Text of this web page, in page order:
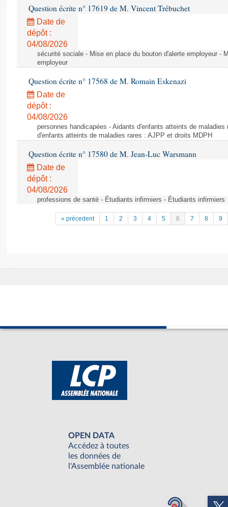
Question écrite n° 17619 de M. Vincent Trébuchet
Date de
dépôt :
04/08/2026
sécurité sociale - Mise en place du bouton d'alerte employeur -
employeur
Question écrite n° 17568 de M. Romain Eskenazi
Date de
dépôt :
04/08/2026
personnes handicapées - Aidants d'enfants atteints de
d'enfants atteints de maladies rares : AJPP et droits MDPH
Question écrite n° 17580 de M. Jean-Luc Warsmann
Date de
dépôt :
04/08/2026
professions de santé - Étudiants infirmiers - Étudiants infirmiers
« précedent 1 2 3 4 5 6 7 8 9
OPEN DATA
Accédez à toutes
les données de
l'Assemblée nationale